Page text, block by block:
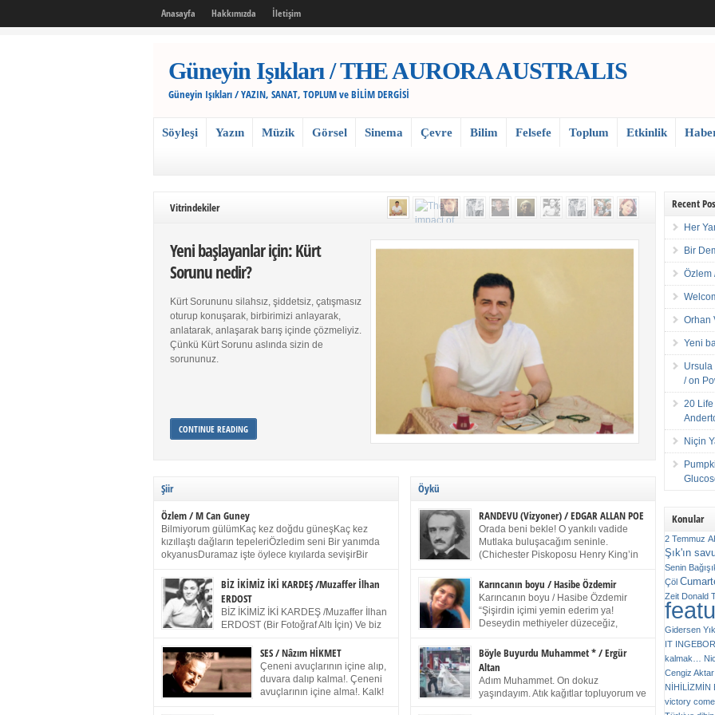
Anasayfa Hakkımızda İletişim
Güneyin Işıkları / THE AURORA AUSTRALIS
Güneyin Işıkları / YAZIN, SANAT, TOPLUM ve BİLİM DERGİSİ
Söyleşi Yazın Müzik Görsel Sinema Çevre Bilim Felsefe Toplum Etkinlik
Vitrindekiler
Yeni başlayanlar için: Kürt
Sorunu nedir?
Kürt Sorununu silahsız, şiddetsiz, çatışmasız
oturup konuşarak, birbirimizi anlayarak,
anlatarak, anlaşarak barış içinde çözmeliyiz.
Çünkü Kürt Sorunu aslında sizin de
sorununuz.
CONTINUE READING
Şiir
Özlem / M Can Guney
Bilmiyorum gülümKaç kez doğdu güneşKaç kez
kızıllaştı dağların tepeleriÖzledim seni Bir yanımda
okyanusDuramaz işte öylece kıyılarda sevişirBir
dururSokulur yalnızlığıma kokun olur Gözlerim bir
buruk gülümsemeDudağımda buğusu
öpüşlerinGeceler boyuÖzledim seni 2004 Haziran
Sydney / Toplumsal Kaynak / Memduh Güney
BİZ İKİMİZ İKİ KARDEŞ /Muzaffer İlhan
ERDOST
BİZ İKİMİZ İKİ KARDEŞ /Muzaffer İlhan
ERDOST (Bir Fotoğraf Altı İçin) Ve biz
Duracağız Fotoğrafımızda durduğumuz gibi Benim
ellerimde kelepçe Yüzümde yapay bir gülüş
(Kelepçeyi yadırgamanın gülüşü belki İlk kez olduğu
için Sonra alıştım Ve unuttum sonra kelepçeyi
SES / Nâzım HİKMET
Çeneni avuçlarının içine alıp,
duvara dalıp kalma!. Çeneni
avuçlarının içine alma!. Kalk!
Öykü
RANDEVU (Vizyoner) / EDGAR ALLAN POE
Orada beni bekle! O yankılı vadide
Mutlaka buluşacağım seninle.
(Chichester Piskoposu Henry King’in
Talihsiz ve gizemli adam! – Sen ki kendi hayal
gücünün parlaklığıyla afalladın, gençliğinin alevleri
arasına düştün! Hayalimde seni tekrar görüyorum!
Bir kez daha önümde duruyor siluetin! – Olduğun –
ah olduğun gibi değil soğuk vadide ve gölgelerin […]
Karıncanın boyu / Hasibe Özdemir
Karıncanın boyu / Hasibe Özdemir
“Şişirdin içimi yemin ederim ya!
Deseydin methiyeler düzeceğiz,
titriyor. “Sana gel demedim kızım.” diyorum sakince.
“Takıldın peşime madem, ne duyarsan
katlanacaksın.” Bir sigara yakıyor. Başını yana yatırıp,
bezmiş annelerin yılgın bakışıyla süzüyor beni.
Kaşlarımı kaldırıp ona bakıyorum ben de. Pes ediyor.
Böyle Buyurdu Muhammet * / Ergür
Altan
Adım Muhammet. On dokuz
yaşındayım. Atık kağıtlar topluyorum ve
Recent
Her
Bir
Özlem
Orhan
Yeni
Ursula
/ on
20
Niçin
Konular
2 Temmuz
Şık'ın
Senin
Çöl
Zeit Donald
Gidersen
IT
kalmak…
Cengiz Aktar
NİHİLİZMİN
victory